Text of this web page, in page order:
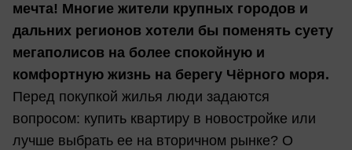
мечта! Многие жители крупных городов и
дальних регионов хотели бы поменять суету
мегаполисов на более спокойную и
комфортную жизнь на берегу Чёрного моря.
Перед покупкой жилья люди задаются
вопросом: купить квартиру в новостройке или
лучше выбрать ее на вторичном рынке? О